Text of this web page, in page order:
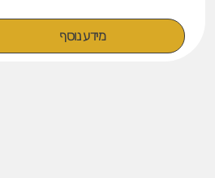
מידע נוסף